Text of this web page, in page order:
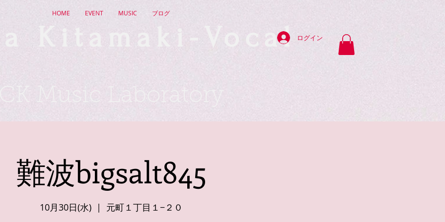
HOME EVENT MUSIC ブログ
Kitamaki-Vocal ログイン
Music Laboratory
難波bigsalt845
10月30日(水)
  |
元町１丁目１−２０